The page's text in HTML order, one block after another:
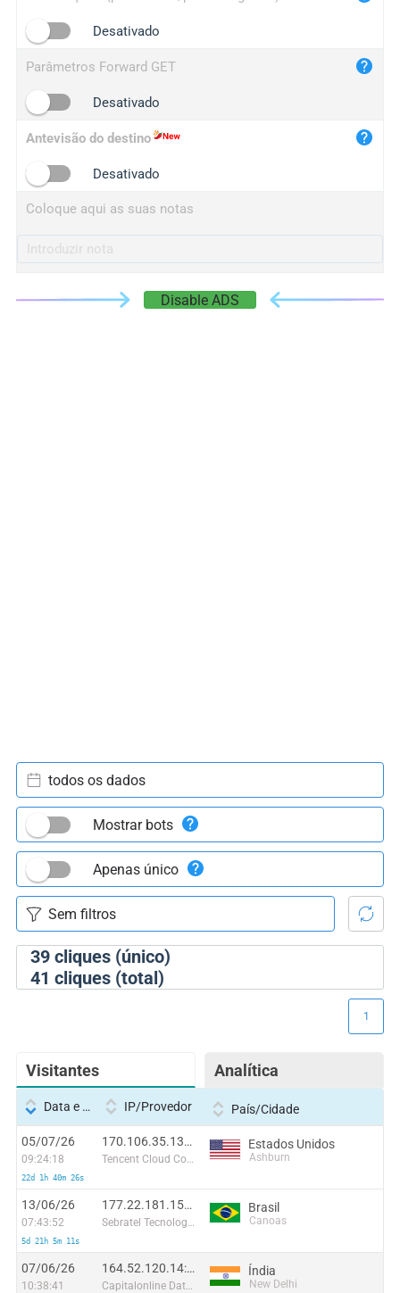
Desativado
Parâmetros Forward GET
Desativado
Antevisão do destino
Desativado
Coloque aqui as suas notas
Disable ADS
39cliques (único)
41 cliques (total)
todos os dados
Mostrar bots
Apenas único
Visitantes Analítica
1
Data e hora IP/Provedor País/Cidade
05/07/26
09:24:18
22d 1h 40m 26s
170.106.35.137:35722
Tencent Cloud Computing (Beijing) Co
Estados Unidos
Ashburn
13/06/26
07:43:52
5d 21h 5m 11s
177.22.181.154:37688
Sebratel Tecnologia Ltda
Brasil
Canoas
07/06/26
10:38:41
164.52.120.14:8836
Capitalonline Data Service (HK) Co
Índia
New Delhi